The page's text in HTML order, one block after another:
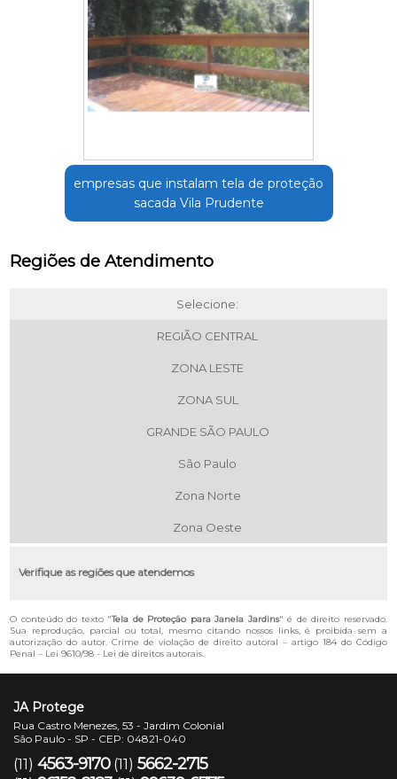
empresas que instalam tela de proteção
sacada Vila Prudente
Regiões de Atendimento
Selecione:
REGIÃO CENTRAL
ZONA LESTE
ZONA SUL
GRANDE SÃO PAULO
São Paulo
Zona Norte
Zona Oeste
Verifique as regiões que atendemos
O conteúdo do texto "Tela de Proteção para Janela Jardins" é de direito reservado.
Sua reprodução, parcial ou total, mesmo citando nossos links, é proibida sem a
autorização do autor. Crime de violação de direito autoral – artigo 184 do Código
Penal – Lei 9610/98 - Lei de direitos autorais.
JA Protege
Rua Castro Menezes, 53 - Jardim Colonial
São Paulo - SP - CEP: 04821-040
(11) 4563-9170 (11) 5662-2715